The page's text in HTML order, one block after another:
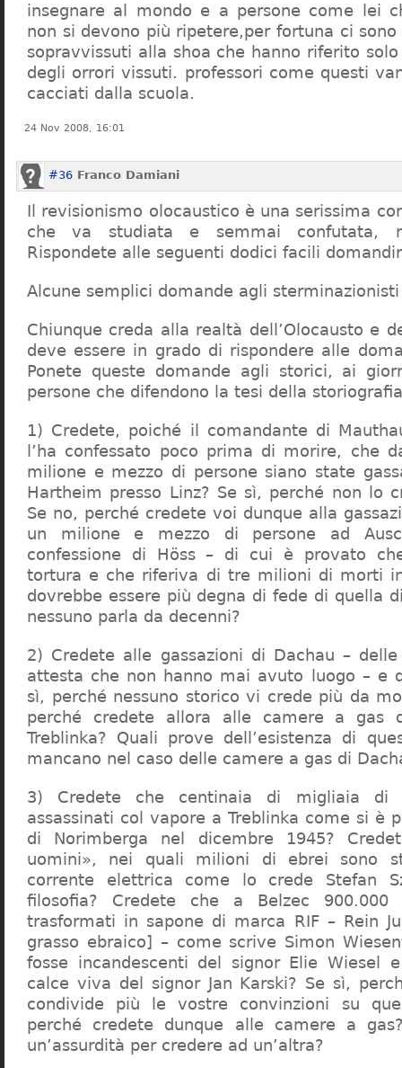
insegnare al mondo e a persone come lei
non si devono più ripetere,per fortuna ci
sopravvissuti alla shoa che hanno riferito
degli orrori vissuti. professori come questi
cacciati dalla scuola.
24 Nov 2008, 16:01
#36 Franco Damiani
Il revisionismo olocaustico è una serissima
che va studiata e semmai confutata,
Rispondete alle seguenti dodici facili
Alcune semplici domande agli sterminazionisti
Chiunque creda alla realtà dell’Olocausto e
deve essere in grado di rispondere alle
Ponete queste domande agli storici, ai
persone che difendono la tesi della
1) Credete, poiché il comandante di
l’ha confessato poco prima di morire, che
milione e mezzo di persone siano state
Hartheim presso Linz? Se sì, perché non lo
Se no, perché credete voi dunque alla
un milione e mezzo di persone ad
confessione di Höss – di cui è provato
tortura e che riferiva di tre milioni di morti
dovrebbe essere più degna di fede di quella
nessuno parla da decenni?
2) Credete alle gassazioni di Dachau –
attesta che non hanno mai avuto luogo – e
sì, perché nessuno storico vi crede più da
perché credete allora alle camere a gas
Treblinka? Quali prove dell’esistenza di
mancano nel caso delle camere a gas di
3) Credete che centinaia di migliaia di
assassinati col vapore a Treblinka come si è
di Norimberga nel dicembre 1945?
uomini», nei quali milioni di ebrei sono
corrente elettrica come lo crede Stefan
filosofia? Credete che a Belzec
trasformati in sapone di marca RIF – Rein
grasso ebraico] – come scrive Simon
fosse incandescenti del signor Elie Wiesel
calce viva del signor Jan Karski? Se sì,
condivide più le vostre convinzioni su
perché credete dunque alle camere a
un’assurdità per credere ad un’altra?